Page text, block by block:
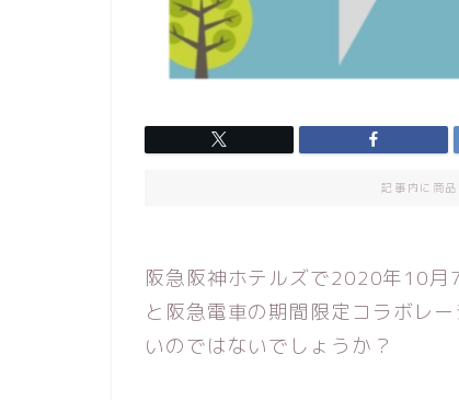
記事内に商
阪急阪神ホテルズで2020年10月
と阪急電車の期間限定コラボレ
いのではないでしょうか？